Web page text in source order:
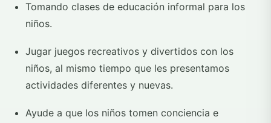
Tomando clases de educación informal para los
niños.
Jugar juegos recreativos y divertidos con los
niños, al mismo tiempo que les presentamos
actividades diferentes y nuevas.
Ayude a que los niños tomen conciencia e